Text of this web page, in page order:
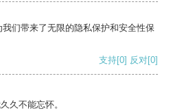
们带来了无限的隐私保护和安全性保
支持[0] 反对[0]
久不能忘怀。